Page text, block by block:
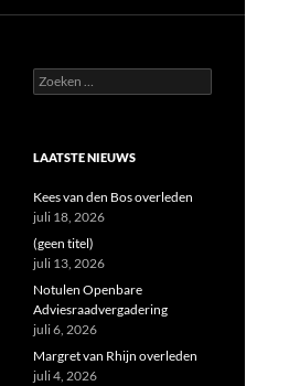
Zoeken
naar:
LAATSTE NIEUWS
Kees van den Bos overleden
juli 18, 2026
(geen titel)
juli 13, 2026
Notulen Openbare
Adviesraadvergadering
juli 6, 2026
Margret van Rhijn overleden
juli 4, 2026